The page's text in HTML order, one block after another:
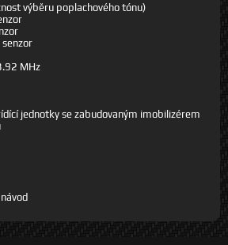
výběru poplachového tónu)
senzor
MHz
jednotky se zabudovaným imobilizérem